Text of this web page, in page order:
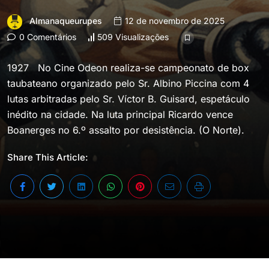
Almanaqueurupes
12 de novembro de 2025
0 Comentários
509 Visualizações
1927 No Cine Odeon realiza-se campeonato de box
taubateano organizado pelo Sr. Albino Piccina com 4
lutas arbitradas pelo Sr. Víctor B. Guisard, espetáculo
inédito na cidade. Na luta principal Ricardo vence
Boanerges no 6.º assalto por desistência. (O Norte).
Share This Article: